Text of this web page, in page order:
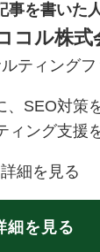
事を書いた
コル株式
ティングフ
、SEO対策
ィング支援
詳細を見る
細を見る